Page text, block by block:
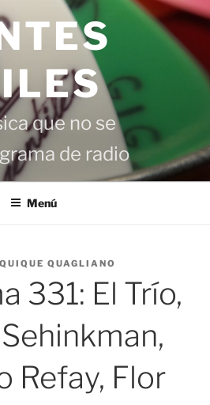
que no se
de radio
Menú
QUIQUE QUAGLIANO
331: El Trío,
Refay, Flor